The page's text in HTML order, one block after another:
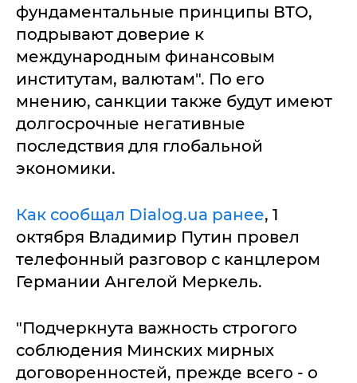
фундаментальные принципы ВТО,
подрывают доверие к
международным финансовым
институтам, валютам". По его
мнению, санкции также будут имеют
долгосрочные негативные
последствия для глобальной
экономики.
Как сообщал Dialog.ua ранее, 1
октября Владимир Путин провел
телефонный разговор с канцлером
Германии Ангелой Меркель.
"Подчеркнута важность строгого
соблюдения Минских мирных
договоренностей, прежде всего - о